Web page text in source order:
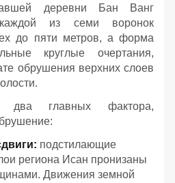
деревни Бан Ванг
из семи воронок
до пяти метров, а форма
круглые очертания,
обрушения верхних слоев
два главных фактора,
подстилающие
региона Исан пронизаны
Движения земной